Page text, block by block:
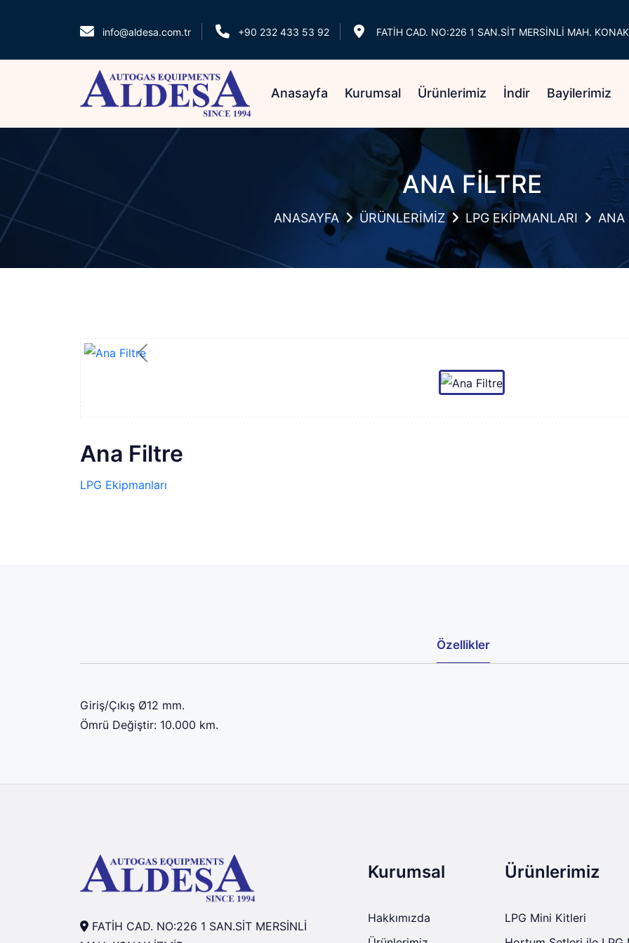
info@aldesa.com.tr +90 232 433 53 92 FATİH CAD. NO:226 1 SAN.SİT MERSİNLİ MAH.
Anasayfa Kurumsal Ürünlerimiz İndir Bayilerimiz
ANA FİLTRE
ANASAYFA ÜRÜNLERİMİZ LPG EKİPMANLARI ANA
Previous
Ana Filtre
LPG Ekipmanları
Özellikler
Giriş/Çıkış Ø12 mm.
Ömrü Değiştir: 10.000 km.
FATİH CAD. NO:226 1 SAN.SİT MERSİNLİ
Kurumsal
Hakkımızda
Ürünlerimiz
LPG Mini Kitleri